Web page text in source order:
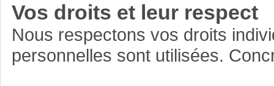
Vos droits et leur respect
Nous respectons vos droits
personnelles sont utilisées.